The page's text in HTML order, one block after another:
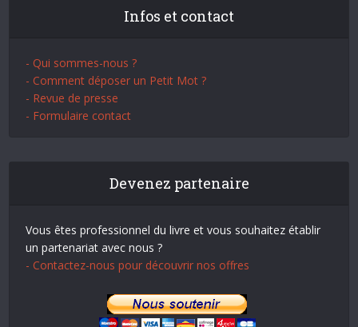
Infos et contact
- Qui sommes-nous ?
- Comment déposer un Petit Mot ?
- Revue de presse
- Formulaire contact
Devenez partenaire
Vous êtes professionnel du livre et vous souhaitez établir
un partenariat avec nous ?
- Contactez-nous pour découvrir nos offres